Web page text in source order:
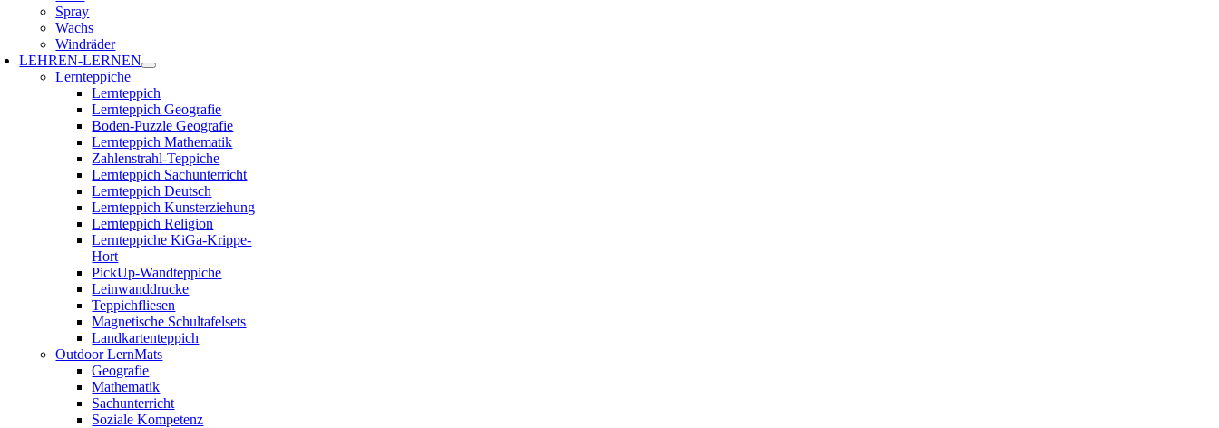
Spray
Wachs
Windräder
LEHREN-LERNEN
Lernteppiche
Lernteppich
Lernteppich Geografie
Boden-Puzzle Geografie
Lernteppich Mathematik
Zahlenstrahl-Teppiche
Lernteppich Sachunterricht
Lernteppich Deutsch
Lernteppich Kunsterziehung
Lernteppich Religion
Lernteppiche KiGa-Krippe-
Hort
PickUp-Wandteppiche
Leinwanddrucke
Teppichfliesen
Magnetische Schultafelsets
Landkartenteppich
Outdoor LernMats
Geografie
Mathematik
Sachunterricht
Soziale Kompetenz